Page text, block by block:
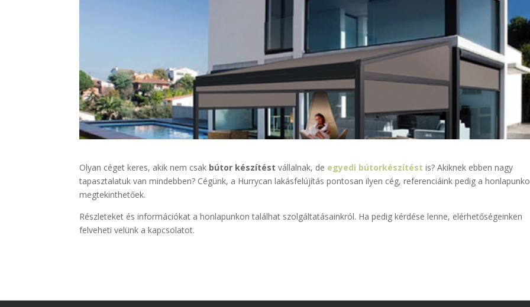
Olyan céget keres, akik nem csak bútor készítést vállalnak, de egyedi bútorkészítést is? Akiknek ebben nagy
tapasztalatuk van mindebben? Cégünk, a Hurrycan lakásfelújítás pontosan ilyen cég, referenciáink pedig a
megtekinthetőek.
Részleteket és információkat a honlapunkon találhat szolgáltatásainkról. Ha pedig kérdése lenne, elérhetőségeinken
felveheti velünk a kapcsolatot.